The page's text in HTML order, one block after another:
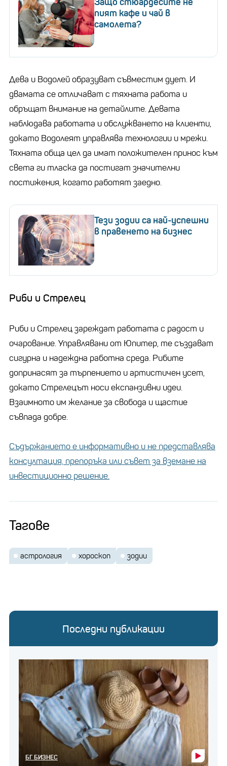
пият кафе и чай в
самолета?
Дева и Водолей образуват съвместим дует. И
двамата се отличават с тяхната работа и
обръщат внимание на детайлите. Девата
наблюдава работата и обслужването на клиенти,
докато Водолеят управлява технологии и мрежи.
Тяхната обща цел да имат положителен принос към
света ги тласка да постигат значителни
постижения, когато работят заедно.
Тези зодии са най-успешни
в правенето на бизнес
Риби и Стрелец
Риби и Стрелец зареждат работата с радост и
очарование. Управлявани от Юпитер, те създават
сигурна и надеждна работна среда. Рибите
допринасят за търпението и артистичен усет,
докато Стрелецът носи експанзивни идеи.
Взаимното им желание за свобода и щастие
съвпада добре.
Съдържанието е информативно и не представлява
консултация, препоръка или съвет за вземане на
инвестиционно решение.
Тагове
астрология хороскоп зодии
Последни публикации
БГ БИЗНЕС